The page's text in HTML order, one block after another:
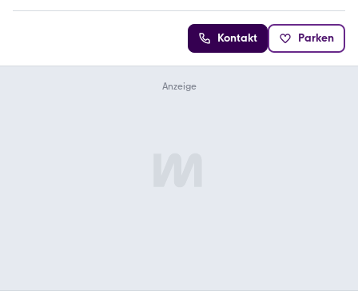
Kontakt Parken